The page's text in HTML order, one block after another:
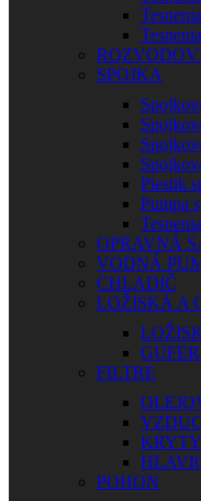
SPOJKA
Piestik
Pumpa
Tesnenia
OPRAVNÁ
VODNÁ
CHLADIČ
LOŽISKÁ A
FILTRE
POHON